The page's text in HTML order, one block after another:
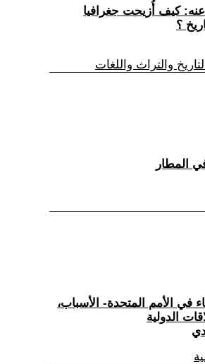
عنه: كيف أُزيحت جغرافيا
؟
والتراث واللغات
في الأمم المتحدة- الأسباب،
الدولية